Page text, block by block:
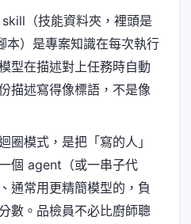
（技能資料夾，裡頭是
本）是專案知識在每次執行
型在描述對上任務時自動
描述寫得像標語，不是像
圈模式，是把「寫的人」
個 agent（或一串子代
通常用更精簡模型的，負
數。品檢員不必比廚師聰